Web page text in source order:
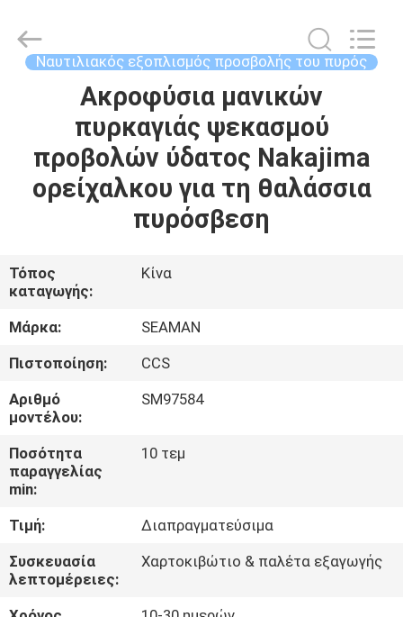
ΠΡΟΪΌΝΤΑ
ΒΊΝΤΕΟ
ΠΕΡΊΠΟΥ
ΕΜΕΊΣ
ΓΎΡΟΣ
ΕΡΓΟΣΤΑΣΊΩΝ
ΠΟΙΟΤΙΚΌΣ
ΈΛΕΓΧΟΣ
COMPANY
NEWS
Marine
Co.,Ltd..
Rights
Ναυτιλιακός εξοπλισμός προσβολής του πυρός
Ακροφύσια μανικών
πυρκαγιάς ψεκασμού
προβολών ύδατος Nakajima
ορείχαλκου για τη θαλάσσια
πυρόσβεση
Τόπος
καταγωγής:
Κίνα
Μάρκα:
SEAMAN
Πιστοποίηση:
CCS
Αριθμό
μοντέλου:
SM97584
Ποσότητα
παραγγελίας
min:
10 τεμ
Τιμή:
Διαπραγματεύσιμα
Συσκευασία
λεπτομέρειες:
Χαρτοκιβώτιο & παλέτα εξαγωγής